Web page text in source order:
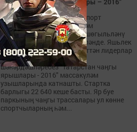
“Татарстан чаңгы ярышлары – 2016”
Татарстанда массакүләм спорт
ярышлары оештыру - күркәм
традициягә, ә спорт белән шөгыльләнү
сәламәт яшәү рәвешенә әйләнде. Яшьлек
каласы Яр Чаллы бу нисбәттән лидерлар
сафында. Узган ялларда
шәһәрдәшләребез "Татарстан чаңгы
ярышлары - 2016" массакүләм
узышларында катнашты. Стартка
барлыгы 22 640 кеше басты. Яр буе
паркының чаңгы трассалары ул көнне
спортчыларның һәм...